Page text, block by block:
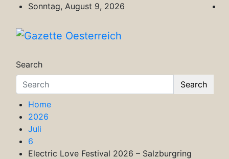
content
Sonntag, August 9, 2026
Search
Search
Home
2026
Juli
6
Electric Love Festival 2026 – Salzburgring